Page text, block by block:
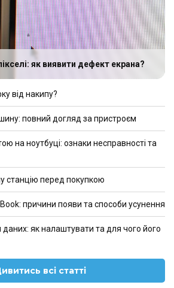
як виявити дефект екрана?
від накипу?
повний догляд за пристроєм
на ноутбуці: ознаки несправності та
станцію перед покупкою
причини появи та способи усунення
як налаштувати та для чого його
всі статті